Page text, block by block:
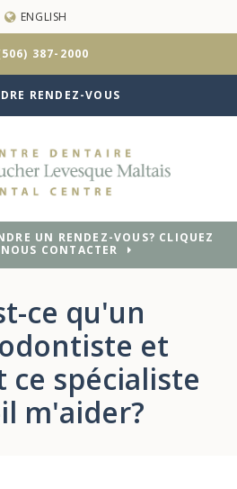
ENGLISH
387-2000
RENDEZ-VOUS
UN RENDEZ-VOUS? CLIQUEZ
CONTACTER
ce qu'un
et
ce spécialiste
m'aider?